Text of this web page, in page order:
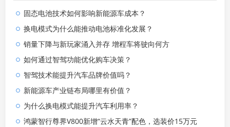
固态电池技术如何影响新能源车成本？
换电模式为什么能推动电池标准化发展？
销量下降与新玩家涌入并存 增程车将驶向何方
如何通过智驾功能优化购车决策？
智驾技术能提升汽车品牌价值吗？
新能源车产业链布局哪里有价值？
为什么换电模式能提升汽车利用率？
鸿蒙智行尊界V800新增“云水天青”配色，选装价15万元